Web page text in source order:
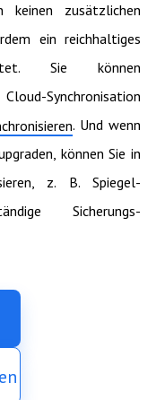
zusätzlichen
ein reichhaltiges
Sie können
. Und wenn
können Sie in
z. B. Spiegel-
Sicherungs-